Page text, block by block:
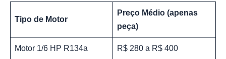
Tipo de Motor
Preço Médio (apenas
peça)
Motor 1/6 HP R134a R$ 280 a R$ 400